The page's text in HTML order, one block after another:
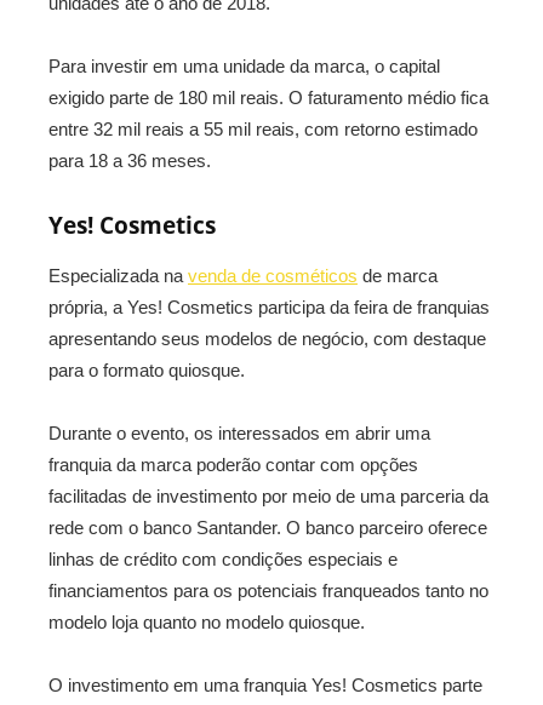
Para investir em uma unidade da marca, o capital
exigido parte de 180 mil reais. O faturamento médio fica
entre 32 mil reais a 55 mil reais, com retorno estimado
para 18 a 36 meses.
Yes! Cosmetics
Especializada na venda de cosméticos de marca
própria, a Yes! Cosmetics participa da feira de franquias
apresentando seus modelos de negócio, com destaque
para o formato quiosque.
Durante o evento, os interessados em abrir uma
franquia da marca poderão contar com opções
facilitadas de investimento por meio de uma parceria da
rede com o banco Santander. O banco parceiro oferece
linhas de crédito com condições especiais e
financiamentos para os potenciais franqueados tanto no
modelo loja quanto no modelo quiosque.
O investimento em uma franquia Yes! Cosmetics parte